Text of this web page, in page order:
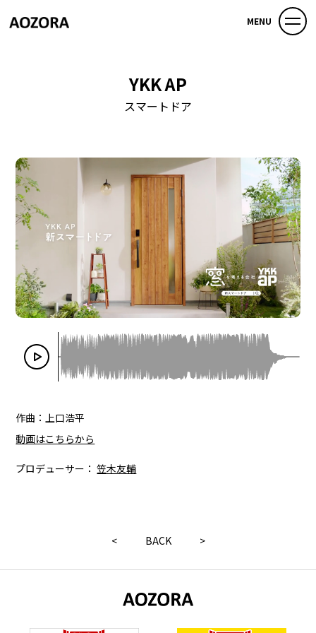
MENU
YKK AP
スマートドア
作曲：上口浩平
動画はこちらから
プロデューサー：笠木友輔
< BACK >